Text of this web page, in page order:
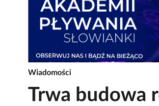
Wiadomości
Trwa budowa